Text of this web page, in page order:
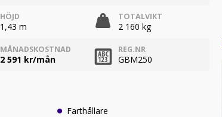
HÖJD
1,43 m
TOTALVIKT
2 160 kg
MÅNADSKOSTNAD
2 591 kr/mån
REG.NR
GBM250
Farthållare